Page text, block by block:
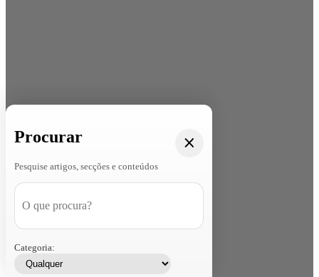
Procurar
Pesquise artigos, secções e conteúdos
Categoria: